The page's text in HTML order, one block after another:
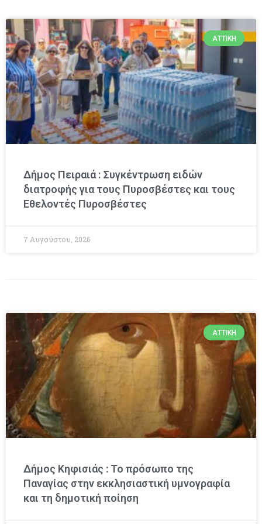
ΑΤΤΙΚΉ
Δήμος Πειραιά : Συγκέντρωση ειδών
διατροφής για τους Πυροσβέστες και τους
Εθελοντές Πυροσβέστες
7 Αυγούστου, 2026
ΑΤΤΙΚΉ
Δήμος Κηφισιάς : Το πρόσωπο της
Παναγίας στην εκκλησιαστική υμνογραφία
και τη δημοτική ποίηση